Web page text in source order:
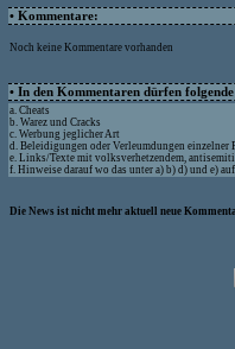
• Kommentare:
Noch keine Kommentare vorhanden
• In den Kommentaren dürfen
a. Cheats
b. Warez und Cracks
c. Werbung jeglicher Art
d. Beleidigungen oder Verleumdungen einzelner
e. Links/Texte mit volksverhetzendem,
f. Hinweise darauf wo das unter a) b) d) und e)
Die News ist nicht mehr aktuell neue